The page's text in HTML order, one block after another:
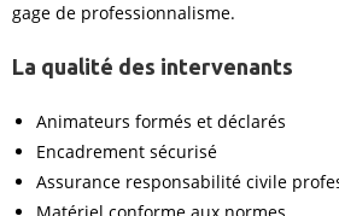
gage de professionnalisme.
La qualité des intervenants
Animateurs formés et déclarés
Encadrement sécurisé
Assurance responsabilité civile